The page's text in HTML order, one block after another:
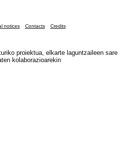
notices Contacts Credits
proiektua, elkarte laguntzaileen sare
kolaborazioarekin